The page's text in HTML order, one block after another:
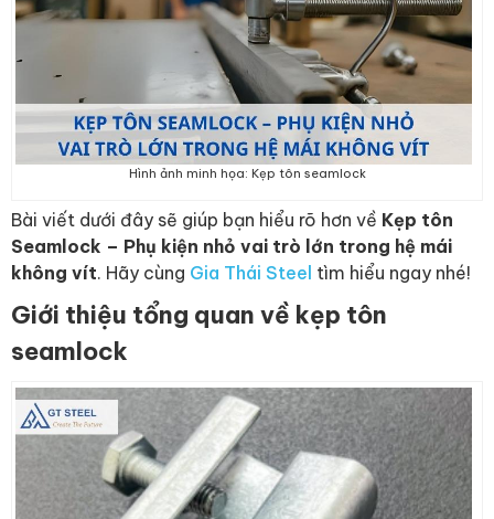
Hình ảnh minh họa: Kẹp tôn seamlock
Bài viết dưới đây sẽ giúp bạn hiểu rõ hơn về Kẹp tôn
Seamlock – Phụ kiện nhỏ vai trò lớn trong hệ mái
không vít. Hãy cùng Gia Thái Steel tìm hiểu ngay nhé!
Giới thiệu tổng quan về kẹp tôn
seamlock